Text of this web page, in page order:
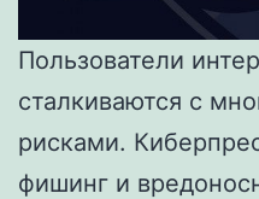
Пользователи
сталкиваются с
рисками.
фишинг и